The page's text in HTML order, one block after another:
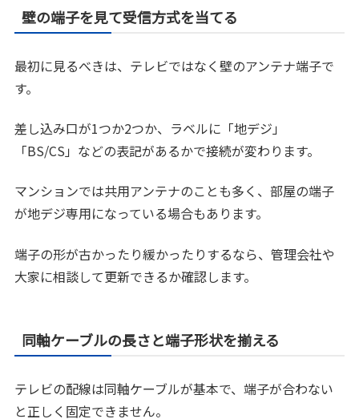
壁の端子を見て受信方式を当てる
最初に見るべきは、テレビではなく壁のアンテナ端子で
す。
差し込み口が1つか2つか、ラベルに「地デジ」
「BS/CS」などの表記があるかで接続が変わります。
マンションでは共用アンテナのことも多く、部屋の端子
が地デジ専用になっている場合もあります。
端子の形が古かったり緩かったりするなら、管理会社や
大家に相談して更新できるか確認します。
同軸ケーブルの長さと端子形状を揃える
テレビの配線は同軸ケーブルが基本で、端子が合わない
と正しく固定できません。